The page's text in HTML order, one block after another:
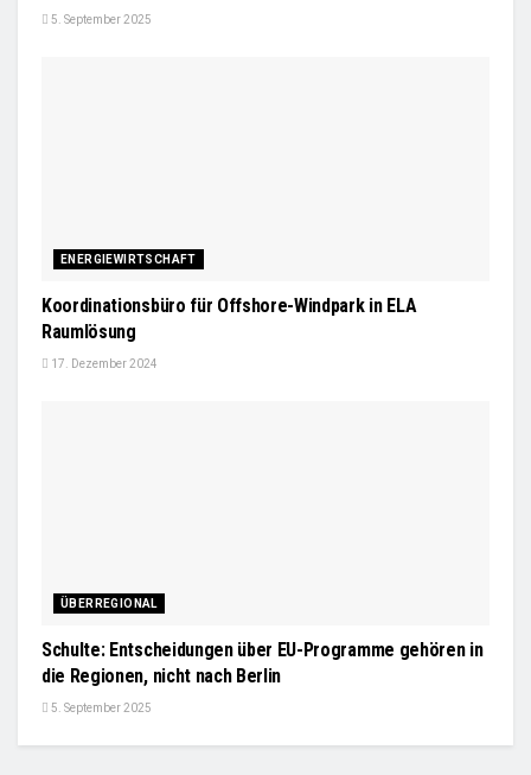
5. September 2025
ENERGIEWIRTSCHAFT
Koordinationsbüro für Offshore-Windpark in ELA
Raumlösung
17. Dezember 2024
ÜBERREGIONAL
Schulte: Entscheidungen über EU-Programme gehören in
die Regionen, nicht nach Berlin
5. September 2025